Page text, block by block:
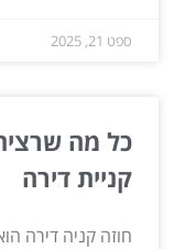
ספט 21, 2025
כל מה
קניית דירה
חוזה קניה דירה